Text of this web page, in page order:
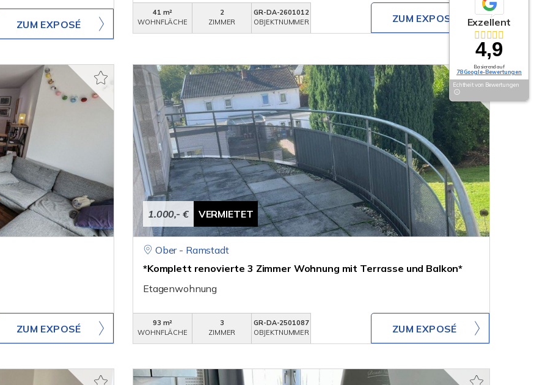
ZUM EXPOSÉ
41 m²
WOHNFLÄCHE
2
ZIMMER
GR-DA-2601012
OBJEKTNUMMER
ZUM EXPOSÉ
ZUM EXPOSÉ
1.000,- € VERMIETET
Ober - Ramstadt
*Komplett renovierte 3 Zimmer Wohnung mit Terrasse und Balkon*
Etagenwohnung
93 m²
WOHNFLÄCHE
3
ZIMMER
GR-DA-2501087
OBJEKTNUMMER
ZUM EXPOSÉ
Exzellent
4,9
Basierend auf
78 Google-Bewertungen
Echtheit von Bewertungen